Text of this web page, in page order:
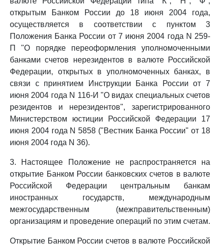
открытым Банком России до 18 июня 2004 года,
осуществляется в соответствии с пунктом 3
Положения Банка России от 7 июня 2004 года N 259-
П "О порядке переоформления уполномоченными
банками счетов нерезидентов в валюте Российской
Федерации, открытых в уполномоченных банках, в
связи с принятием Инструкции Банка России от 7
июня 2004 года N 116-И "О видах специальных счетов
резидентов и нерезидентов", зарегистрированного
Министерством юстиции Российской Федерации 17
июня 2004 года N 5858 ("Вестник Банка России" от 18
июня 2004 года N 36).
3. Настоящее Положение не распространяется на
открытие Банком России банковских счетов в валюте
Российской Федерации центральным банкам
иностранных государств, международным
межгосударственным (межправительственным)
организациям и проведение операций по этим счетам.
Открытие Банком России счетов в валюте Российской